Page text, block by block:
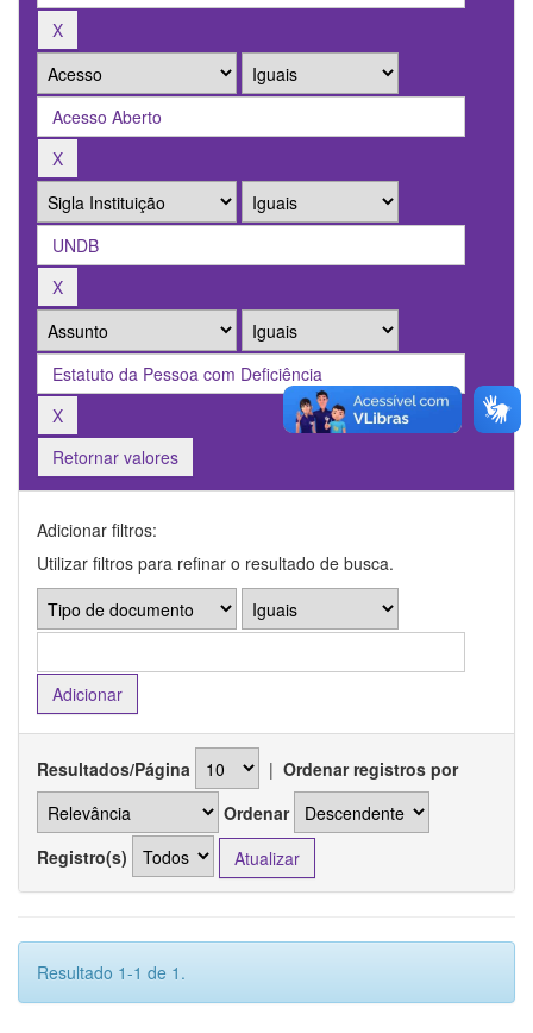
Retornar valores
Adicionar filtros:
Utilizar filtros para refinar o resultado de busca.
Resultados/Página | Ordenar registros por
Ordenar
Registro(s)
Resultado 1-1 de 1.